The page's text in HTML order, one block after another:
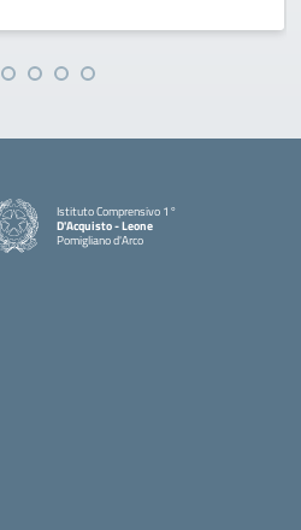
Istituto Comprensivo 1°
D'Acquisto - Leone
Pomigliano d'Arco
— Visita la pagina iniziale della scuola